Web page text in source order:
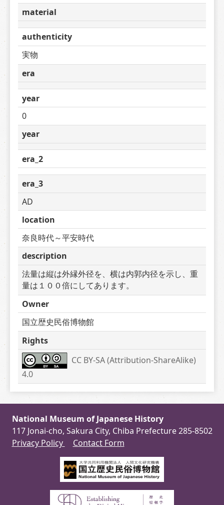
material
authenticity
実物
era
year
0
year
era_2
era_3
AD
location
奈良時代～平安時代
description
法量は縦は外縁外径を、横は内郭内径を示し、重
量は１００倍にしてあります。
Owner
国立歴史民俗博物館
Rights
CC BY-SA (Attribution-ShareAlike)
4.0
National Museum of Japanese History
117 Jonai-cho, Sakura City, Chiba Prefecture 285-8502
Privacy Policy
Contact Form